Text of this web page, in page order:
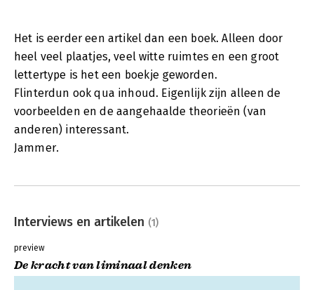
Het is eerder een artikel dan een boek. Alleen door
heel veel plaatjes, veel witte ruimtes en een groot
lettertype is het een boekje geworden.
Flinterdun ook qua inhoud. Eigenlijk zijn alleen de
voorbeelden en de aangehaalde theorieën (van
anderen) interessant.
Jammer.
Interviews en artikelen (1)
preview
De kracht van liminaal denken